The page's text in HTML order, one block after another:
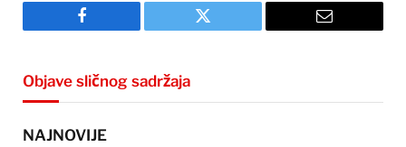
Facebook Twitter Email
Objave sličnog sadržaja
NAJNOVIJE